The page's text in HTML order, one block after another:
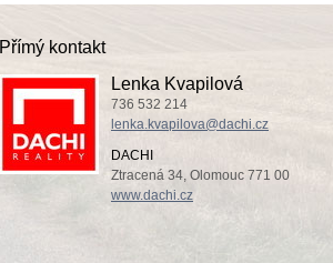
Přímý kontakt
Lenka Kvapilová
736 532 214
lenka.kvapilova@dachi.cz
DACHI
Ztracená 34, Olomouc 771 00
www.dachi.cz